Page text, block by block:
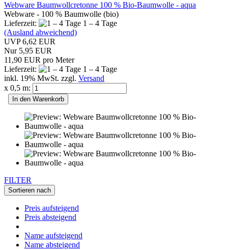
Webware Baumwollcretonne 100 % Bio-Baumwolle - aqua
Webware - 100 % Baumwolle (bio)
Lieferzeit:
1 – 4 Tage
(Ausland abweichend)
UVP 6,62 EUR
Nur 5,95 EUR
11,90 EUR pro Meter
Lieferzeit:
1 – 4 Tage
inkl. 19% MwSt. zzgl. Versand
x 0,5 m:
In den Warenkorb
FILTER
Sortieren nach
Preis aufsteigend
Preis absteigend
Name aufsteigend
Name absteigend